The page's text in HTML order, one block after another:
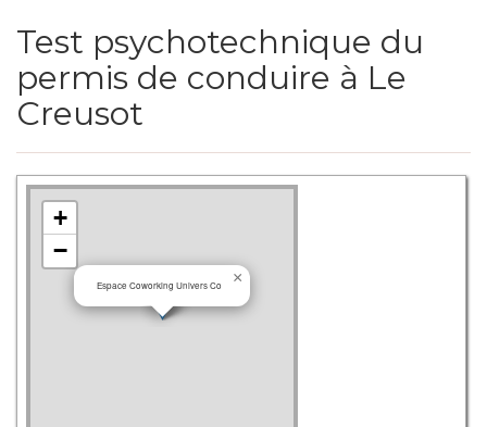
Test psychotechnique du
permis de conduire à Le
Creusot
Espace Coworking Univers Co ×
+
−